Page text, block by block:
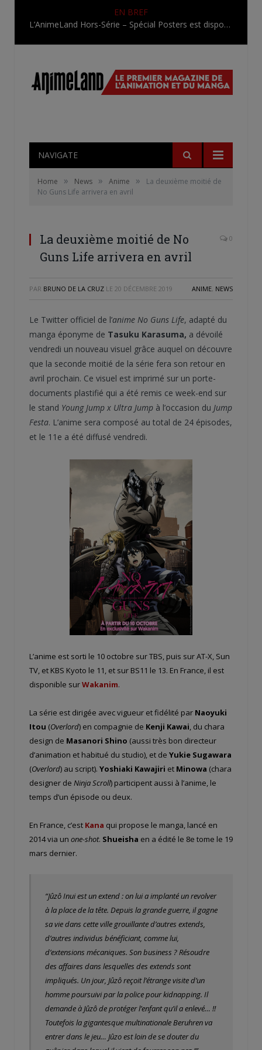
EN BREF
L’AnimeLand Hors-Série – Spécial Posters est disponible !
NAVIGATE
Home » News » Anime »
La deuxième moitié de
No Guns Life arrivera en avril
La deuxième moitié de No
Guns Life arrivera en avril
0
PAR BRUNO DE LA CRUZ LE 20 DÉCEMBRE 2019 ANIME, NEWS
Le Twitter officiel de l’anime No Guns Life, adapté du
manga éponyme de Tasuku Karasuma, a dévoilé
vendredi un nouveau visuel grâce auquel on découvre
que la seconde moitié de la série fera son retour en
avril prochain. Ce visuel est imprimé sur un porte-
documents plastifié qui a été remis ce week-end sur
le stand Young Jump x Ultra Jump à l’occasion du Jump
Festa. L’anime sera composé au total de 24 épisodes,
et le 11e a été diffusé vendredi.
L’anime est sorti le 10 octobre sur TBS, puis sur AT-X, Sun
TV, et KBS Kyoto le 11, et sur BS11 le 13. En France, il est
disponible surWakanim.
La série est dirigée avec vigueur et fidélité par Naoyuki
Itou (Overlord) en compagnie de Kenji Kawai, du chara
design de Masanori Shino (aussi très bon directeur
d’animation et habitué du studio), et de Yukie Sugawara
(Overlord) au script). Yoshiaki Kawajiri et Minowa (chara
designer de Ninja Scroll) participent aussi à l’anime, le
temps d’un épisode ou deux.
En France, c’est Kana qui propose le manga, lancé en
2014 via un one-shot. Shueisha en a édité le 8e tome le 19
mars dernier.
“Jûzô Inui est un extend : on lui a implanté un revolver
à la place de la tête. Depuis la grande guerre, il gagne
sa vie dans cette ville grouillante d’autres extends,
d’autres individus bénéficiant, comme lui,
d’extensions mécaniques. Son business ? Résoudre
des affaires dans lesquelles des extends sont
impliqués. Un jour, Jûzô reçoit l’étrange visite d’un
homme poursuivi par la police pour kidnapping. Il
demande à Jûzô de protéger l’enfant qu’il a enlevé… !!
Toutefois la gigantesque multinationale Beruhren va
entrer dans le jeu… Jûzo est loin de se douter du